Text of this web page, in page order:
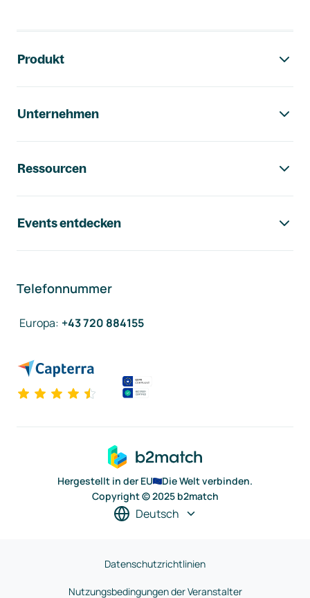
Produkt
Unternehmen
Ressourcen
Events entdecken
Telefonnummer
Europa: +43 720 884155
Hergestellt in der EU
Die Welt verbinden.
Copyright © 2025 b2match
Deutsch
Datenschutzrichtlinien
Nutzungsbedingungen der Veranstalter